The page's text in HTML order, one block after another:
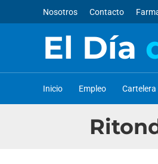
Nosotros Contacto
El Día
Inicio Empleo Cartelera